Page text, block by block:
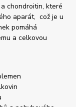
chondroitin, které
aparát, což je u
pomáhá
a celkovou